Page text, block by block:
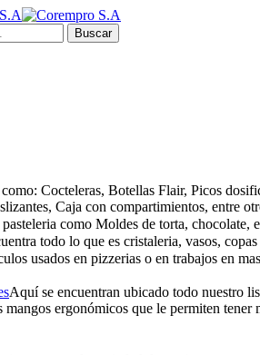
Buscar
Cocteleras, Botellas Flair, Picos
Caja con compartimientos, entre
como Moldes de torta, chocolate,
todo lo que es cristaleria, vasos,
usados en pizzerias o en trabajos en
Aquí se encuentran ubicado todo nuestro
ergonómicos que le permiten